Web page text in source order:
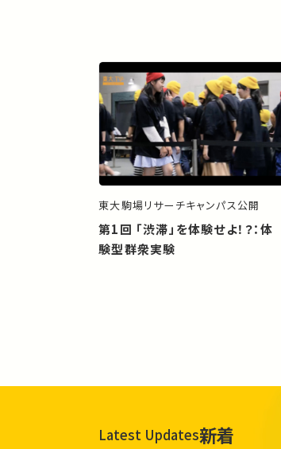
東大駒場リサーチキャンパス公開
第1回 「渋滞」を体験せよ！？：体
験型群衆実験
Latest Updates新着
一覧を見る